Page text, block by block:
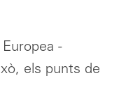
-
els punts de